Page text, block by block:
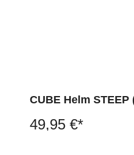
CUBE Helm
49,95 €*